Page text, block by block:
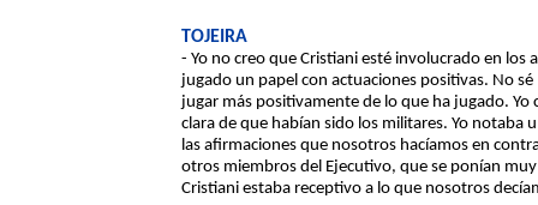
TOJEIRA
- Yo no creo que Cristiani esté involucrado en los
jugado un papel con actuaciones positivas. No
jugar más positivamente de lo que ha jugado.
clara de que habían sido los militares. Yo notaba
las afirmaciones que nosotros hacíamos en
otros miembros del Ejecutivo, que se ponían
Cristiani estaba receptivo a lo que nosotros